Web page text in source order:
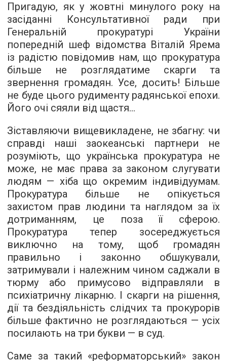
Пригадую, як у жовтні минулого року на
засіданні Консультативної ради при
Генеральній прокуратурі України
попередній шеф відомства Віталій Ярема
із радістю повідомив нам, що прокуратура
більше не розглядатиме скарги та
звернення громадян. Усе, досить! Більше
не буде цього рудименту радянської епохи.
Його очі сяяли від щастя...
Зіставляючи вищевикладене, не збагну: чи
справді наші заокеанські партнери не
розуміють, що українська прокуратура не
може, не має права за законом слугувати
людям — хіба що окремим індивідуумам.
Прокуратура більше не опікується
захистом прав людини та наглядом за їх
дотриманням, це поза її сферою.
Прокуратура тепер зосереджується
виключно на тому, щоб громадян
правильно і законно обшукували,
затримували і належним чином саджали в
тюрму або примусово відправляли в
психіатричну лікарню. І скарги на рішення,
дії та бездіяльність слідчих та прокурорів
більше фактично не розглядаються — усіх
посилають на три букви — в суд.
Саме за такий «реформаторський» закон